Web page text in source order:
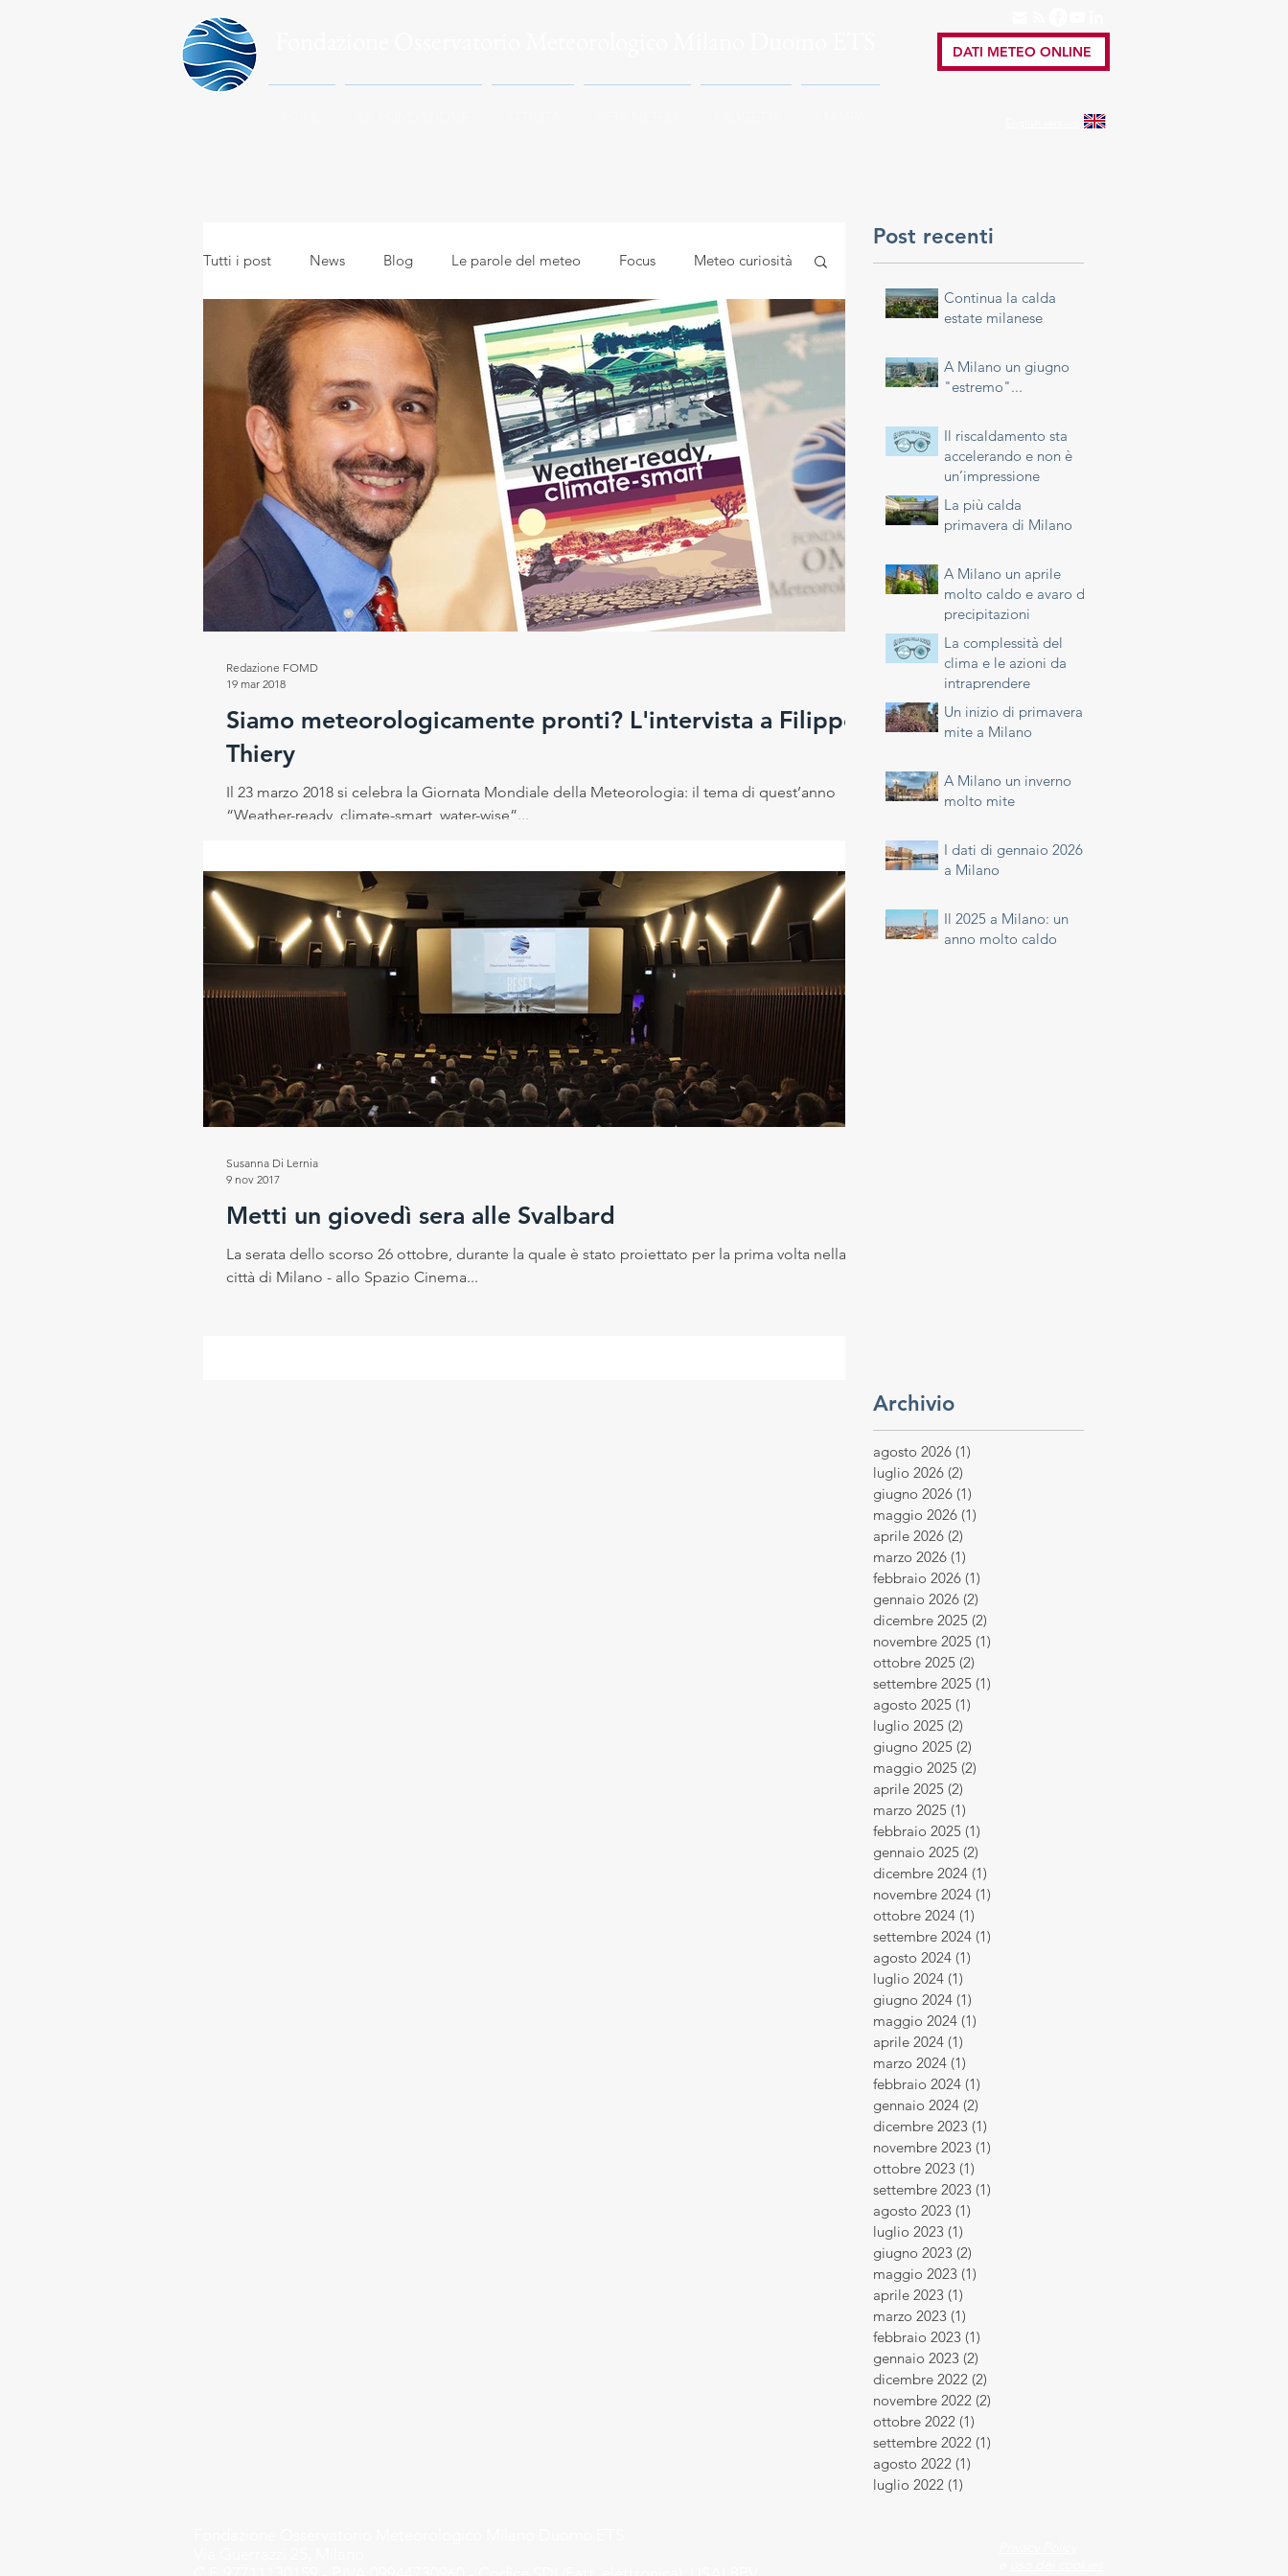
DATI METEO ONLINE
Tutti i post News Blog Le parole del meteo Focus Meteo curiosità
Meteo in everyday life Ambiente Astrocuriosità Meteo e Salute
Meteo e viaggi Meteorologia applicata Meteorologia e climatologia
Progetto RESEt Salute e sicurezza sui luoghi di la Cambiamento climatico
Rubrica del Direttore Scientifico
Siamo meteorologicamente pronti? L'intervista a Filippo
Thiery
Il 23 marzo 2018 si celebra la Giornata Mondiale della Meteorologia: il tema di quest’anno
“Weather-ready, climate-smart, water-wise”...
Redazione FOMD
19 mar 2018
Metti un giovedì sera alle Svalbard
La serata dello scorso 26 ottobre, durante la quale è stato proiettato per la prima volta nella
città di Milano - allo Spazio Cinema...
Susanna Di Lernia
9 nov 2017
Post recenti
Continua la calda
estate milanese
A Milano un giugno
"estremo"...
Il riscaldamento sta
accelerando e non è
un’impressione
La più calda
primavera di Milano
A Milano un aprile
molto caldo e avaro di
precipitazioni
La complessità del
clima e le azioni da
intraprendere
Un inizio di primavera
mite a Milano
A Milano un inverno
molto mite
I dati di gennaio 2026
a Milano
Il 2025 a Milano: un
anno molto caldo
Archivio
agosto 2026 (1)
luglio 2026 (2)
giugno 2026 (1)
maggio 2026 (1)
aprile 2026 (2)
marzo 2026 (1)
febbraio 2026 (1)
gennaio 2026 (2)
dicembre 2025 (2)
novembre 2025 (1)
ottobre 2025 (2)
settembre 2025 (1)
agosto 2025 (1)
luglio 2025 (2)
giugno 2025 (2)
maggio 2025 (2)
aprile 2025 (2)
marzo 2025 (1)
febbraio 2025 (1)
gennaio 2025 (2)
dicembre 2024 (1)
novembre 2024 (1)
ottobre 2024 (1)
settembre 2024 (1)
agosto 2024 (1)
luglio 2024 (1)
giugno 2024 (1)
maggio 2024 (1)
aprile 2024 (1)
marzo 2024 (1)
febbraio 2024 (1)
gennaio 2024 (2)
dicembre 2023 (1)
novembre 2023 (1)
ottobre 2023 (1)
settembre 2023 (1)
agosto 2023 (1)
luglio 2023 (1)
giugno 2023 (2)
maggio 2023 (1)
aprile 2023 (1)
marzo 2023 (1)
febbraio 2023 (1)
gennaio 2023 (2)
dicembre 2022 (2)
novembre 2022 (2)
ottobre 2022 (1)
settembre 2022 (1)
agosto 2022 (1)
luglio 2022 (1)